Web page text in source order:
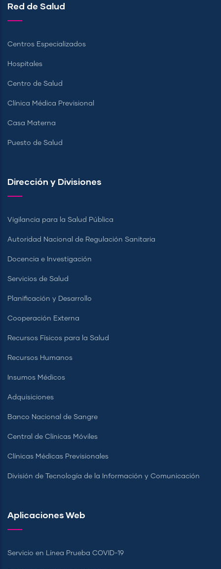
Red de Salud
Centros Especializados
Hospitales
Centro de Salud
Clínica Médica Previsional
Casa Materna
Puesto de Salud
Dirección y Divisiones
Vigilancia para la Salud Pública
Autoridad Nacional de Regulación Sanitaria
Docencia e Investigación
Servicios de Salud
Planificación y Desarrollo
Cooperación Externa
Recursos Físicos para la Salud
Recursos Humanos
Insumos Médicos
Adquisiciones
Banco Nacional de Sangre
Central de Clínicas Móviles
Clínicas Médicas Previsionales
División de Tecnología de la Información y Comunicación
Aplicaciones Web
Servicio en Línea Prueba COVID-19